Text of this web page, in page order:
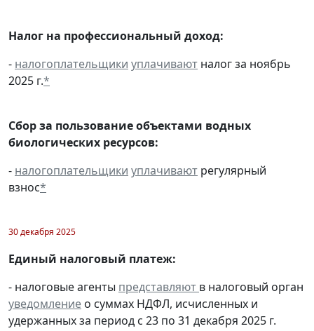
Налог на профессиональный доход:
- налогоплательщики уплачивают налог за ноябрь
2025 г.*
Сбор за пользование объектами водных
биологических ресурсов:
- налогоплательщики уплачивают регулярный
взнос*
30 декабря 2025
Единый налоговый платеж:
- налоговые агенты представляют в налоговый орган
уведомление о суммах НДФЛ, исчисленных и
удержанных за период с 23 по 31 декабря 2025 г.